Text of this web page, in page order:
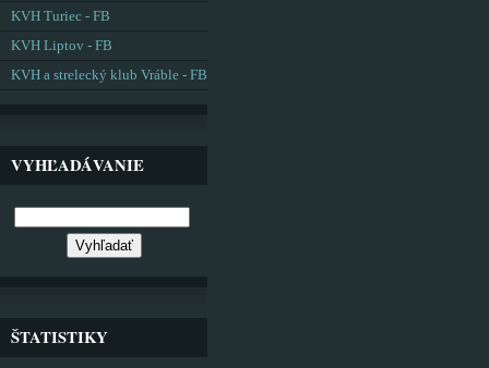
KVH Turiec - FB
KVH Liptov - FB
KVH a strelecký klub Vráble - FB
VYHĽADÁVANIE
ŠTATISTIKY